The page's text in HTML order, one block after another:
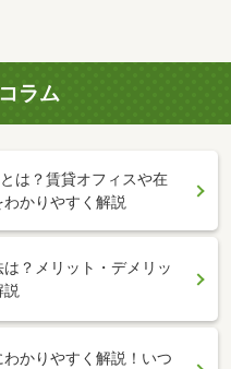
ラム
は？賃貸オフィスや在
かりやすく解説
？メリット・デメリッ
説
かりやすく解説！いつ